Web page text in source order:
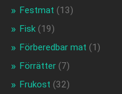
Festmat (13)
Fisk(19)
Förberedbar mat (1)
Förrätter(7)
Frukost (32)